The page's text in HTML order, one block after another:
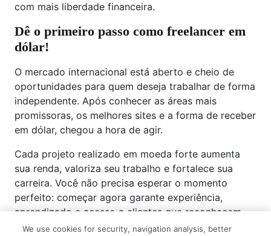
com mais liberdade financeira.
Dê o primeiro passo como freelancer em
dólar!
O mercado internacional está aberto e cheio de
oportunidades para quem deseja trabalhar de forma
independente. Após conhecer as áreas mais
promissoras, os melhores sites e a forma de receber
em dólar, chegou a hora de agir.
Cada projeto realizado em moeda forte aumenta
sua renda, valoriza seu trabalho e fortalece sua
carreira. Você não precisa esperar o momento
perfeito: começar agora garante experiência,
aprendizado e acesso a clientes que reconhecem
seu talento.
We use cookies for security, navigation analysis, better